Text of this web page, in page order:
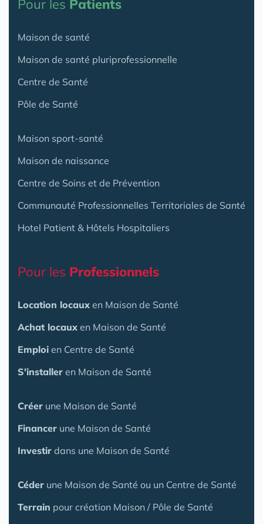
Pour les Patients
Maison de santé
Maison de santé pluriprofessionnelle
Centre de Santé
Pôle de Santé
Maison sport-santé
Maison de naissance
Centre de Soins et de Prévention
Communauté Professionnelles Territoriales de Santé
Hotel Patient & Hôtels Hospitaliers
Pour les Professionnels
Location locaux en Maison de Santé
Achat locaux en Maison de Santé
Emploi en Centre de Santé
S'installer en Maison de Santé
Créer une Maison de Santé
Financer une Maison de Santé
Investir dans une Maison de Santé
Céder une Maison de Santé ou un Centre de Santé
Terrain pour création Maison / Pôle de Santé